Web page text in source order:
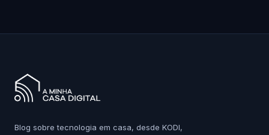
Blog sobre tecnologia em casa, desde KODI,